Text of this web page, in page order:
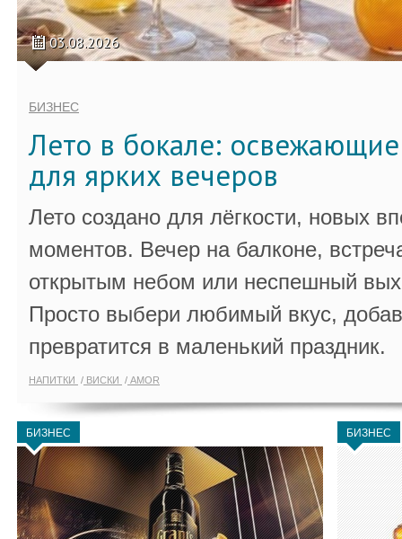
03.08.2026
БИЗНЕС
Лето в бокале:
для ярких вечеров
Лето создано для лёгкости, новых
моментов. Вечер на балконе,
открытым небом или неспешный
Просто выбери любимый вкус,
превратится в маленький праздник.
НАПИТКИ ВИСКИ AMOR
БИЗНЕС БИЗНЕС